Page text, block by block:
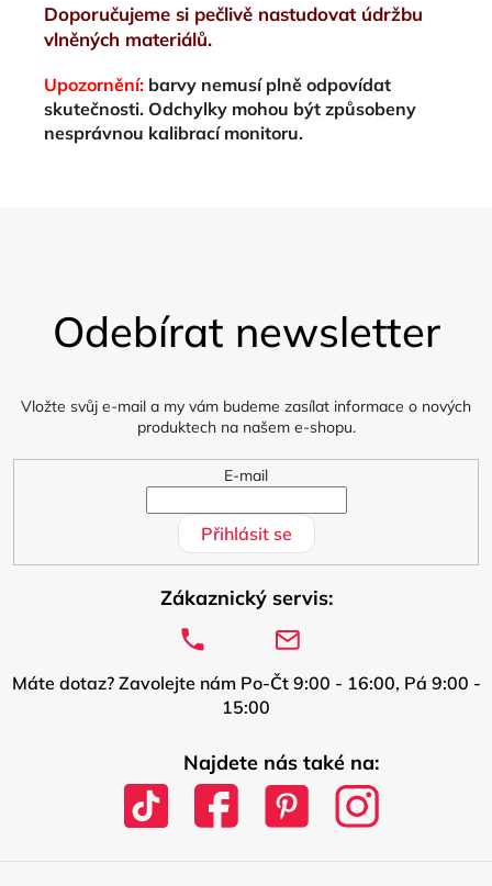
Doporučujeme si pečlivě nastudovat údržbu
vlněných materiálů.
Upozornění: barvy nemusí plně odpovídat
skutečnosti. Odchylky mohou být způsobeny
nesprávnou kalibrací monitoru.
Odebírat newsletter
Vložte svůj e-mail a my vám budeme zasílat informace o nových
produktech na našem e-shopu.
E-mail
Přihlásit se
Zákaznický servis:
Máte dotaz? Zavolejte nám Po-Čt 9:00 - 16:00, Pá 9:00 -
15:00
Najdete nás také na: